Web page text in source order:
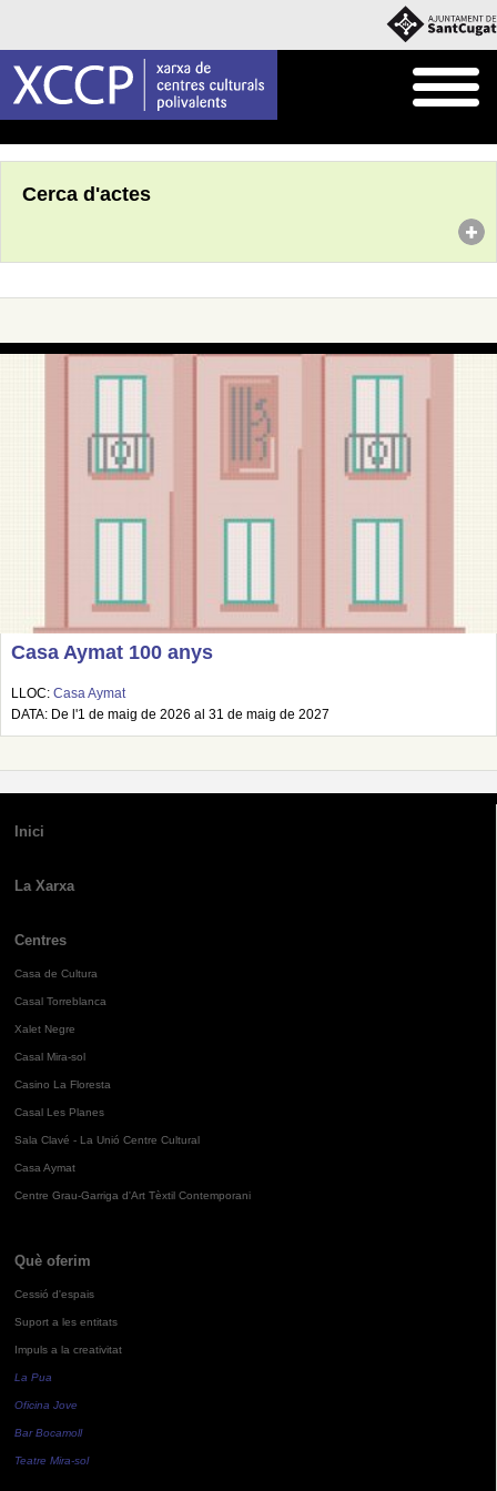
Cerca d'actes
Casa Aymat 100 anys
LLOC: Casa Aymat
DATA: De l'1 de maig de 2026 al 31 de maig de 2027
Inici
La Xarxa
Centres
Casa de Cultura
Casal Torreblanca
Xalet Negre
Casal Mira-sol
Casino La Floresta
Casal Les Planes
Sala Clavé - La Unió Centre Cultural
Casa Aymat
Centre Grau-Garriga d'Art Tèxtil Contemporani
Què oferim
Cessió d'espais
Suport a les entitats
Impuls a la creativitat
La Pua
Oficina Jove
Bar Bocamoll
Teatre Mira-sol